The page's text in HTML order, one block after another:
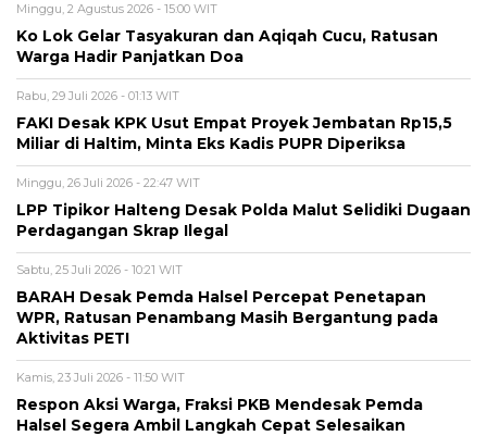
Minggu, 2 Agustus 2026 - 15:00 WIT
Ko Lok Gelar Tasyakuran dan Aqiqah Cucu, Ratusan
Warga Hadir Panjatkan Doa
Rabu, 29 Juli 2026 - 01:13 WIT
FAKI Desak KPK Usut Empat Proyek Jembatan Rp15,5
Miliar di Haltim, Minta Eks Kadis PUPR Diperiksa
Minggu, 26 Juli 2026 - 22:47 WIT
LPP Tipikor Halteng Desak Polda Malut Selidiki Dugaan
Perdagangan Skrap Ilegal
Sabtu, 25 Juli 2026 - 10:21 WIT
BARAH Desak Pemda Halsel Percepat Penetapan
WPR, Ratusan Penambang Masih Bergantung pada
Aktivitas PETI
Kamis, 23 Juli 2026 - 11:50 WIT
Respon Aksi Warga, Fraksi PKB Mendesak Pemda
Halsel Segera Ambil Langkah Cepat Selesaikan